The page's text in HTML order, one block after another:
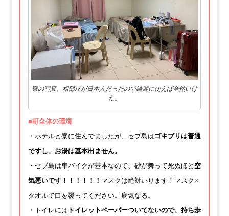
寮の写真、相部屋が日本人だったので綺麗に使えば全然いけ
た。
■町全体の環境
・ホテルと寮に住んでましたが、セブ島はゴキブリは普通
ですし、お湯は基本出ません。
・セブ島は車バイクが基本なので、砂が舞って死ぬほど空
気悪いです！！！！！！ マスクは絶対いります！マスク×
タオルで口を覆ってください。病気なる。
・トイレには トイレットペーパーついてないので、持ち歩